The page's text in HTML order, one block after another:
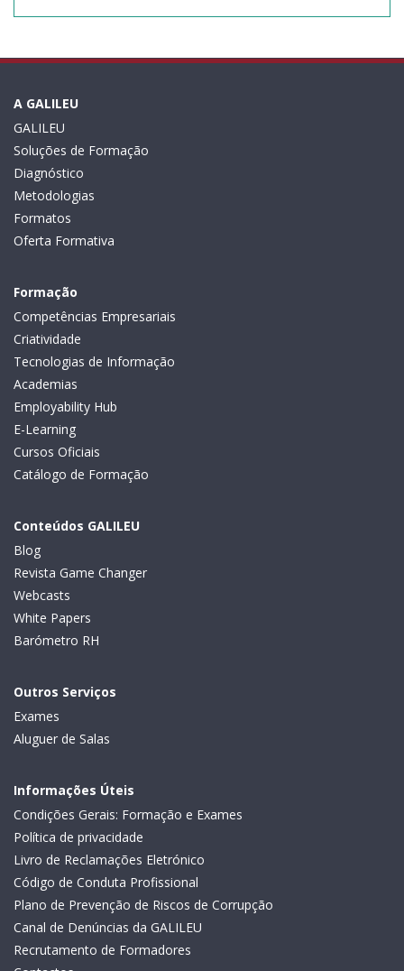
A GALILEU
GALILEU
Soluções de Formação
Diagnóstico
Metodologias
Formatos
Oferta Formativa
Formação
Competências Empresariais
Criatividade
Tecnologias de Informação
Academias
Employability Hub
E-Learning
Cursos Oficiais
Catálogo de Formação
Conteúdos GALILEU
Blog
Revista Game Changer
Webcasts
White Papers
Barómetro RH
Outros Serviços
Exames
Aluguer de Salas
Informações Úteis
Condições Gerais: Formação e Exames
Política de privacidade
Livro de Reclamações Eletrónico
Código de Conduta Profissional
Plano de Prevenção de Riscos de Corrupção
Canal de Denúncias da GALILEU
Recrutamento de Formadores